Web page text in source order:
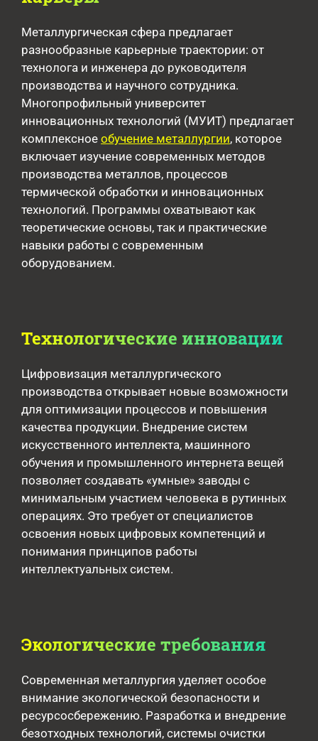
Металлургическая сфера предлагает
разнообразные карьерные траектории: от
технолога и инженера до руководителя
производства и научного сотрудника.
Многопрофильный университет
инновационных технологий (МУИТ) предлагает
комплексное обучение металлургии, которое
включает изучение современных методов
производства металлов, процессов
термической обработки и инновационных
технологий. Программы охватывают как
теоретические основы, так и практические
навыки работы с современным
оборудованием.
Технологические инновации
Цифровизация металлургического
производства открывает новые возможности
для оптимизации процессов и повышения
качества продукции. Внедрение систем
искусственного интеллекта, машинного
обучения и промышленного интернета вещей
позволяет создавать «умные» заводы с
минимальным участием человека в рутинных
операциях. Это требует от специалистов
освоения новых цифровых компетенций и
понимания принципов работы
интеллектуальных систем.
Экологические требования
Современная металлургия уделяет особое
внимание экологической безопасности и
ресурсосбережению. Разработка и внедрение
безотходных технологий, системы очистки